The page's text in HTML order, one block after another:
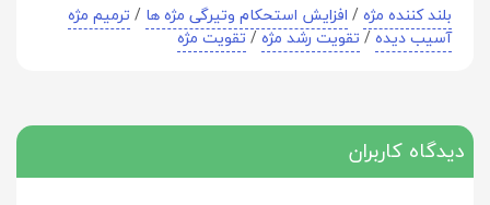
بلند کننده مژه/ افزایش استحکام وتیرگی مژه ها / ترمیم مژه
آسیب دیده/ تقویت رشد مژه/تقویت مژه‌
دیدگاه کاربران